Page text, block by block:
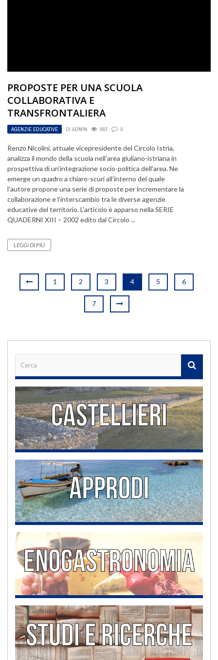
PROPOSTE PER UNA SCUOLA
COLLABORATIVA E
TRANSFRONTALIERA
AGENZIE EDUCATIVE DI ADMIN 893 0
Renzo Nicolini, attuale vicepresidente del Circolo Istria,
analizza il mondo della scuola nell’area giuliano-istriana in
prospettiva di un’integrazione socio-politica dell’area. Ne
emerge un quadro a chiaro-scuri all’interno del quale
l’autore propone una serie di proposte per incrementare la
collaborazione e l’interscambio tra le diverse agenzie
educative del territorio. L’articolo è apparso nella SERIE
QUADERNI XIII – 2002 edito dal Circolo ...
LEGGI DI PIÙ
1 2 3 4 5 6
7